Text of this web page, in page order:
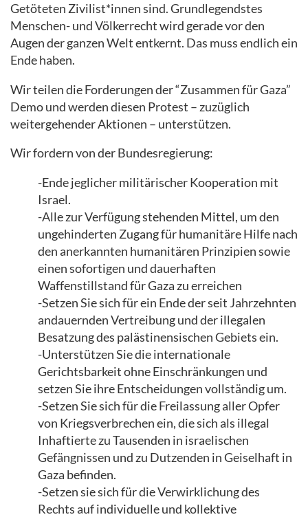
Getöteten Zivilist*innen sind. Grundlegendstes
Menschen- und Völkerrecht wird gerade vor den
Augen der ganzen Welt entkernt. Das muss endlich ein
Ende haben.
Wir teilen die Forderungen der “Zusammen für Gaza”
Demo und werden diesen Protest – zuzüglich
weitergehender Aktionen – unterstützen.
Wir fordern von der Bundesregierung:
-Ende jeglicher militärischer Kooperation mit
Israel.
-Alle zur Verfügung stehenden Mittel, um den
ungehinderten Zugang für humanitäre Hilfe nach
den anerkannten humanitären Prinzipien sowie
einen sofortigen und dauerhaften
Waffenstillstand für Gaza zu erreichen
-Setzen Sie sich für ein Ende der seit Jahrzehnten
andauernden Vertreibung und der illegalen
Besatzung des palästinensischen Gebiets ein.
-Unterstützen Sie die internationale
Gerichtsbarkeit ohne Einschränkungen und
setzen Sie ihre Entscheidungen vollständig um.
-Setzen Sie sich für die Freilassung aller Opfer
von Kriegsverbrechen ein, die sich als illegal
Inhaftierte zu Tausenden in israelischen
Gefängnissen und zu Dutzenden in Geiselhaft in
Gaza befinden.
-Setzen sie sich für die Verwirklichung des
Rechts auf individuelle und kollektive